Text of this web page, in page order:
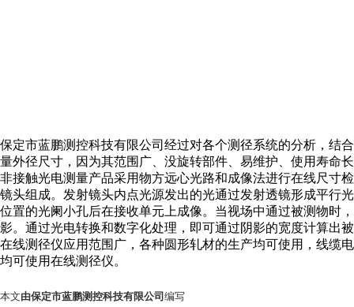
保定市蓝鹏测控科技有限公司经过对各个测径系统的分析，结
量外径尺寸，因为其范围广、没旋转部件、易维护、使用寿命
非接触光电测量产品采用物方远心光路和成像法进行在线尺寸
镜头组成。发射镜头内点光源发出的光通过发射透镜形成平行
位置的光阑小孔后在接收单元上成像。当视场中通过被测物时
影。通过光电转换和数字化处理，即可通过阴影的宽度计算出
在线测径仪应用范围广，各种圆形轧材的生产均可使用，线缆
均可使用在线测径仪。
本文由保定市蓝鹏测控科技有限公司 编写